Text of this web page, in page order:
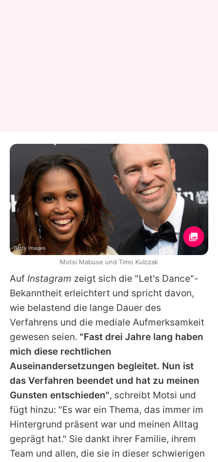
Auf Instagram zeigt sich die "Let's Dance"-
Bekanntheit erleichtert und spricht davon,
wie belastend die lange Dauer des
Verfahrens und die mediale Aufmerksamkeit
gewesen seien. "Fast drei Jahre lang haben
mich diese rechtlichen
Auseinandersetzungen begleitet. Nun ist
das Verfahren beendet und hat zu meinen
Gunsten entschieden", schreibt Motsi und
fügt hinzu: "Es war ein Thema, das immer im
Hintergrund präsent war und meinen Alltag
geprägt hat." Sie dankt ihrer Familie, ihrem
Team und allen, die sie in dieser schwierigen
Getty Images
Motsi Mabuse und Timo Kulczak